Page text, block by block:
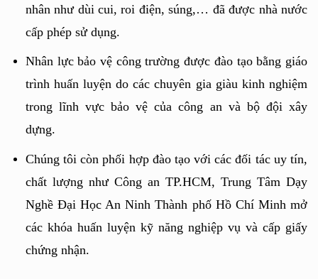
nhân như dùi cui, roi điện, súng,… đã được nhà nước
cấp phép sử dụng.
Nhân lực bảo vệ công trường được đào tạo bằng giáo
trình huấn luyện do các chuyên gia giàu kinh nghiệm
trong lĩnh vực bảo vệ của công an và bộ đội xây
dựng.
Chúng tôi còn phối hợp đào tạo với các đối tác uy tín,
chất lượng như Công an TP.HCM, Trung Tâm Dạy
Nghề Ðại Học An Ninh Thành phố Hồ Chí Minh mở
các khóa huấn luyện kỹ năng nghiệp vụ và cấp giấy
chứng nhận.